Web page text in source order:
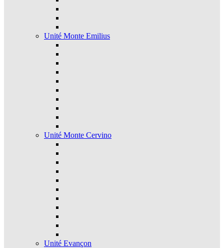
Unité Monte Emilius
Unité Monte Cervino
Unité Evançon